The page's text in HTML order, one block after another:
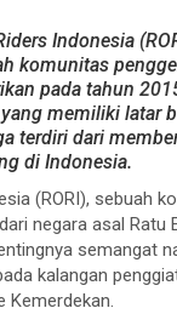
Indonesia
komunitas
pada tahun
memiliki latar
terdiri dari
di Indonesia.
(RORI), sebuah
negara asal Ratu
semangat
kalangan
Kemerdekan.